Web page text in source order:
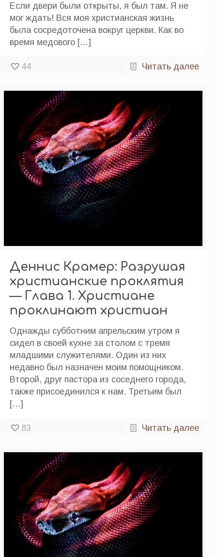
Если двери были открыты, я был там. Я не
мог ждать! Вся моя христианская жизнь
была сосредоточена вокруг церкви. Как во
время медового […]
44 Читать далее
Деннис Крамер: Разрушая
христианские проклятия
— Глава 1. Христиане
проклинают христиан
Однажды субботним апрельским утром я
сидел в своей кухне за столом с тремя
младшими служителями. Один из них
недавно был назначен моим помощником.
Второй, друг пастора из соседнего города,
также присоединился к нам. Третьим был
[…]
83 Читать далее